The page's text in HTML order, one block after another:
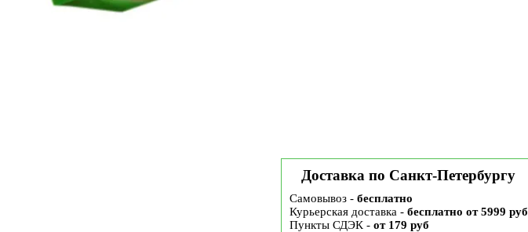
Доставка по Санкт-Петербургу
Самовывоз - бесплатно
Курьерская доставка - бесплатно от 5999 руб
Пункты СДЭК - от 179 руб